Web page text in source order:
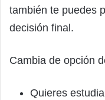
también te puedes
decisión final.
Cambia de opción
Quieres